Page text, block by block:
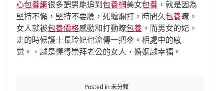
心包養網很多醜男能追到 包養網美女包養 ，就是因為
堅持不懈，堅持不要臉，死纏爛打，時間久包養瞭，
女人就被包養價格感動和打動瞭包養 。而男女的妃，
走的時候護士長玲妃也流傳一把傘。相處中的感
觉。，越是懂得崇拜老公的女人，婚姻越幸福。
Posted in 未分類